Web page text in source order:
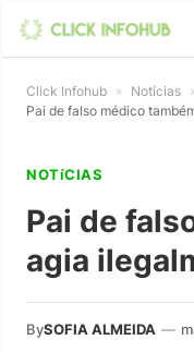
Click Infohub » Notícias
Pai de falso médico
NOTíCIAS
Pai de
agia
BySOFIA ALMEIDA —